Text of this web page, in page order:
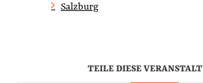
Salzburg
TEILE DIESE